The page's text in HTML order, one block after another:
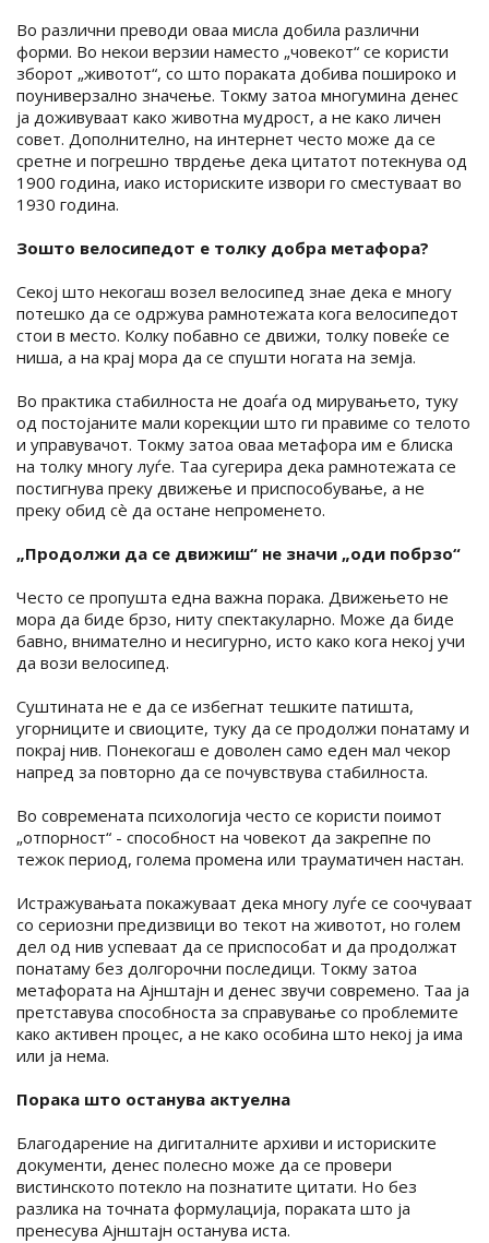
Во различни преводи оваа мисла добила различни
форми. Во некои верзии наместо „човекот“ се користи
зборот „животот“, со што пораката добива пошироко и
поуниверзално значење. Токму затоа многумина денес
ја доживуваат како животна мудрост, а не како личен
совет. Дополнително, на интернет често може да се
сретне и погрешно тврдење дека цитатот потекнува од
1900 година, иако историските извори го сместуваат во
1930 година.
Зошто велосипедот е толку добра метафора?
Секој што некогаш возел велосипед знае дека е многу
потешко да се одржува рамнотежата кога велосипедот
стои в место. Колку побавно се движи, толку повеќе се
ниша, а на крај мора да се спушти ногата на земја.
Во практика стабилноста не доаѓа од мирувањето, туку
од постојаните мали корекции што ги правиме со телото
и управувачот. Токму затоа оваа метафора им е блиска
на толку многу луѓе. Таа сугерира дека рамнотежата се
постигнува преку движење и приспособување, а не
преку обид сè да остане непроменето.
„Продолжи да се движиш“ не значи „оди побрзо“
Често се пропушта една важна порака. Движењето не
мора да биде брзо, ниту спектакуларно. Може да биде
бавно, внимателно и несигурно, исто како кога некој учи
да вози велосипед.
Суштината не е да се избегнат тешките патишта,
угорниците и свиоците, туку да се продолжи понатаму и
покрај нив. Понекогаш е доволен само еден мал чекор
напред за повторно да се почувствува стабилноста.
Во современата психологија често се користи поимот
„отпорност“ - способност на човекот да закрепне по
тежок период, голема промена или трауматичен настан.
Истражувањата покажуваат дека многу луѓе се соочуваат
со сериозни предизвици во текот на животот, но голем
дел од нив успеваат да се приспособат и да продолжат
понатаму без долгорочни последици. Токму затоа
метафората на Ајнштајн и денес звучи современо. Таа ја
претставува способноста за справување со проблемите
како активен процес, а не како особина што некој ја има
или ја нема.
Порака што останува актуелна
Благодарение на дигиталните архиви и историските
документи, денес полесно може да се провери
вистинското потекло на познатите цитати. Но без
разлика на точната формулација, пораката што ја
пренесува Ајнштајн останува иста.